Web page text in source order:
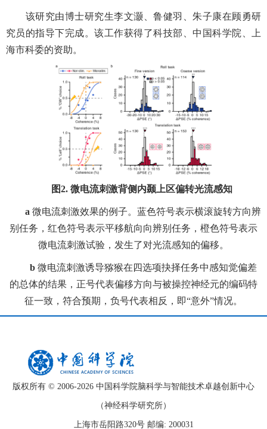
该研究由博士研究生李文灏、鲁健羽、朱子康在顾勇研
究员的指导下完成。该工作获得了科技部、中国科学院、上
海市科委的资助。
图2. 微电流刺激背侧内颞上区偏转光流感知
a 微电流刺激效果的例子。蓝色符号表示横滚旋转方向辨
别任务，红色符号表示平移航向向辨别任务，橙色符号表示
微电流刺激试验，发生了对光流感知的偏移。
b 微电流刺激诱导猕猴在四选项抉择任务中感知觉偏差
的总体的结果，正号代表偏移方向与被操控神经元的编码特
征一致，符合预期，负号代表相反，即“意外”情况。
版权所有 © 2006-2026 中国科学院脑科学与智能技术卓越创新中心
（神经科学研究所）
上海市岳阳路320号 邮编: 200031